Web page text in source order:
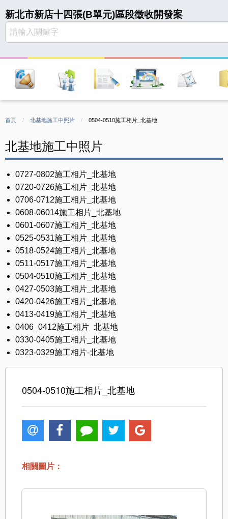
新北市新店十四張(B單元)區段徵收開發案
首頁 北基地施工中照片 CURRENT:
0504-0510施工相片_北基地
北基地施工中照片
0727-0802施工相片_北基地
0720-0726施工相片_北基地
0706-0712施工相片_北基地
0608-06014施工相片_北基地
0601-0607施工相片_北基地
0525-0531施工相片_北基地
0518-0524施工相片_北基地
0511-0517施工相片_北基地
0504-0510施工相片_北基地
0427-0503施工相片_北基地
0420-0426施工相片_北基地
0413-0419施工相片_北基地
0406_0412施工相片_北基地
0330-0405施工相片_北基地
0323-0329施工相片-北基地
0504-0510施工相片_北基地
相關圖片：